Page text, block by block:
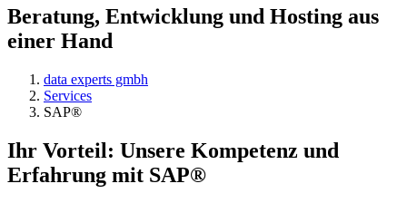
Beratung, Entwicklung und Hosting aus
einer Hand
data experts gmbh
Services
SAP®
Ihr Vorteil: Unsere Kompetenz und
Erfahrung mit SAP®